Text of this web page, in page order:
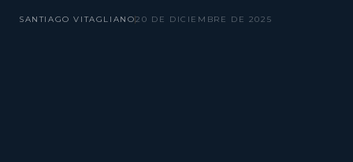
SANTIAGO VITAGLIANO20 DE DICIEMBRE DE 2025